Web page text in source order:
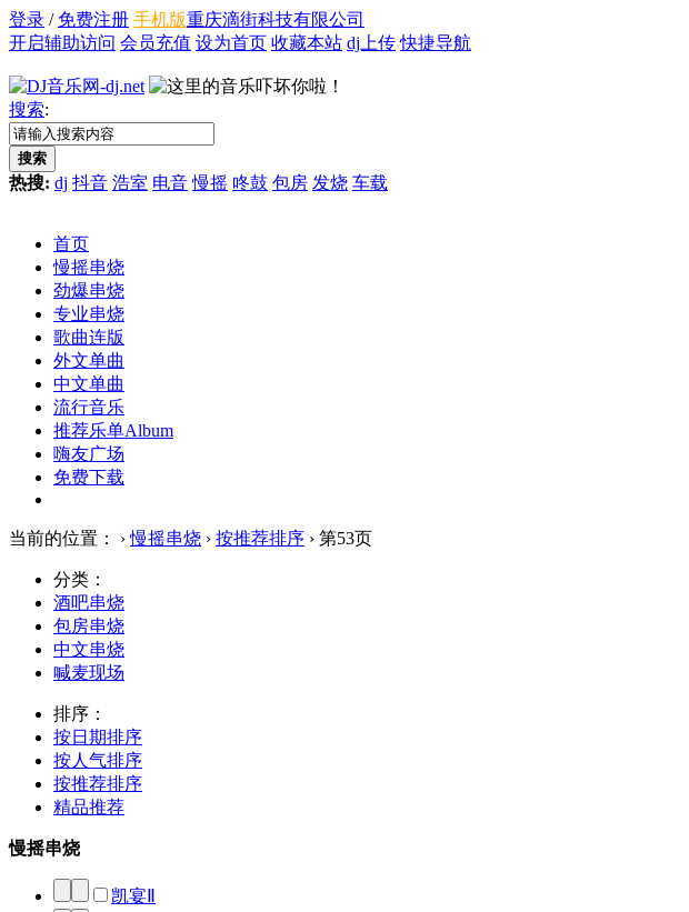
登录 / 免费注册 手机版重庆滴街科技有限公司
开启辅助访问 会员充值 设为首页 收藏本站 dj上传 快捷导航
搜索:
搜索
热搜: dj 抖音 浩室 电音 慢摇 咚鼓 包房 发烧 车载
首页
慢摇串烧
劲爆串烧
专业串烧
歌曲连版
外文单曲
中文单曲
流行音乐
推荐乐单Album
嗨友广场
免费下载
当前的位置： ›慢摇串烧 › 按推荐排序 › 第53页
分类：
酒吧串烧
包房串烧
中文串烧
喊麦现场
排序：
按日期排序
按人气排序
按推荐排序
精品推荐
慢摇串烧
凯宴Ⅱ